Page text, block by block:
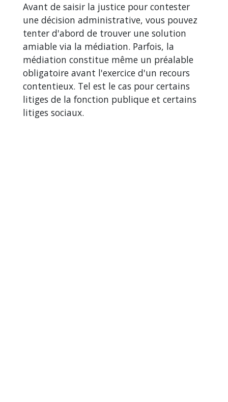
Avant de saisir la justice pour contester
une décision administrative, vous pouvez
tenter d'abord de trouver une solution
amiable via la médiation. Parfois, la
médiation constitue même un préalable
obligatoire avant l'exercice d'un recours
contentieux. Tel est le cas pour certains
litiges de la fonction publique et certains
litiges sociaux.